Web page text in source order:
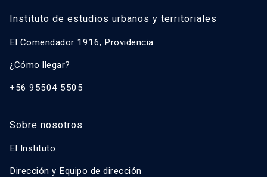
Instituto de estudios urbanos y territoriales
El Comendador 1916, Providencia
¿Cómo llegar?
+56 95504 5505
Sobre nosotros
El Instituto
Dirección y Equipo de dirección